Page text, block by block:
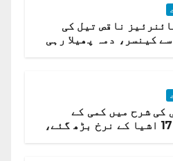
ناقص تیل کی
کینسر، دمہ پھیلا رہی
کی شرح میں کمی کے
باوجود 17 اشیا کے نرخ بڑھ گئے،